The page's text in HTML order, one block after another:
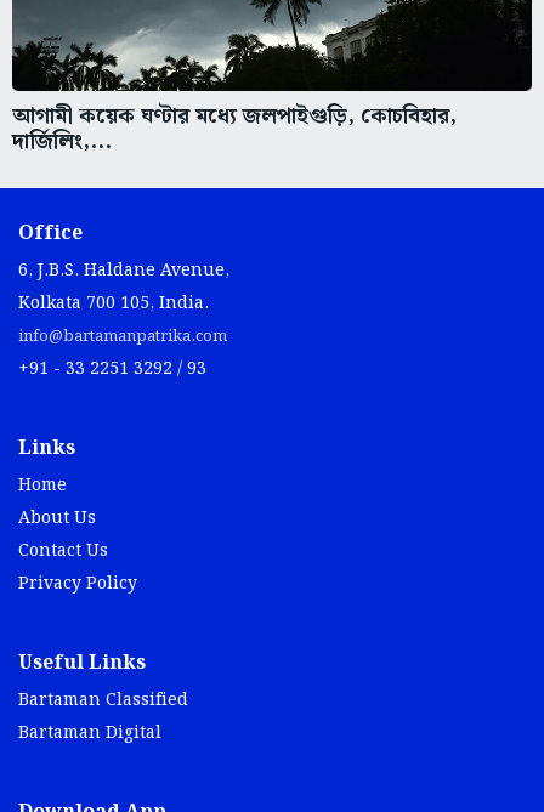
আগামী কয়েক ঘণ্টার মধ্যে জলপাইগুড়ি, কোচবিহার,
দার্জিলিং,...
Office
6, J.B.S. Haldane Avenue,
Kolkata 700 105, India.
info@bartamanpatrika.com
+91 - 33 2251 3292 / 93
Links
Home
About Us
Contact Us
Privacy Policy
Useful Links
Bartaman Classified
Bartaman Digital